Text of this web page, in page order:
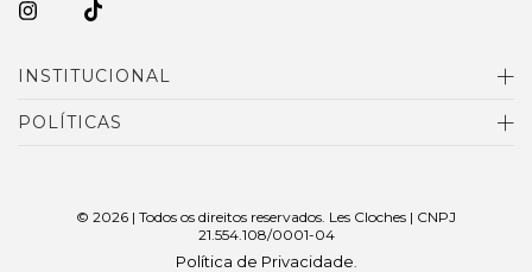
INSTITUCIONAL
POLÍTICAS
© 2026 | Todos os direitos reservados. Les Cloches | CNPJ
21.554.108/0001-04
Política de Privacidade